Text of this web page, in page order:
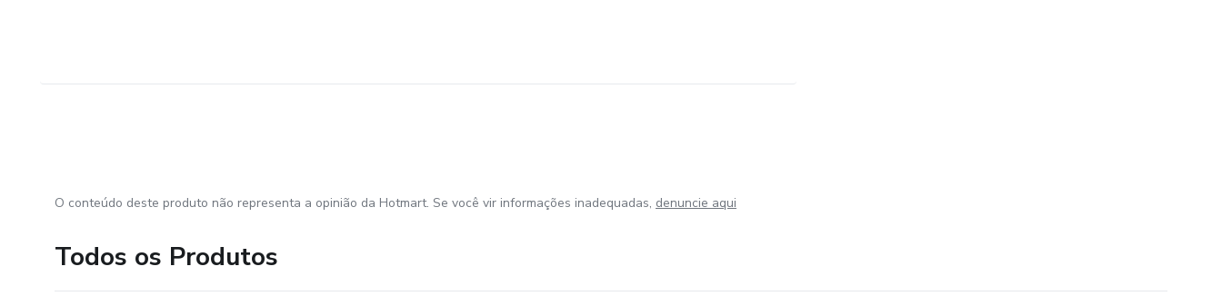
O conteúdo deste produto não representa a opinião da Hotmart. Se você vir informações inadequadas, denuncie aqui
Todos os Produtos